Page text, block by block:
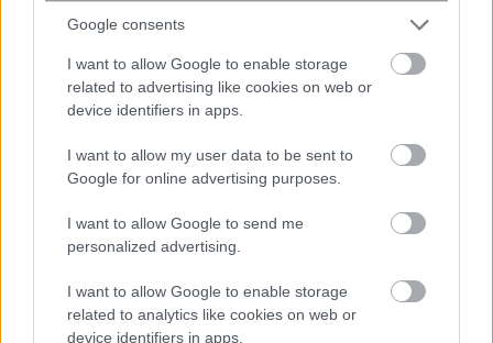
Google consents
I want to allow Google to enable storage
related to advertising like cookies on web or
device identifiers in apps.
I want to allow my user data to be sent to
Google for online advertising purposes.
I want to allow Google to send me
personalized advertising.
I want to allow Google to enable storage
related to analytics like cookies on web or
device identifiers in apps.